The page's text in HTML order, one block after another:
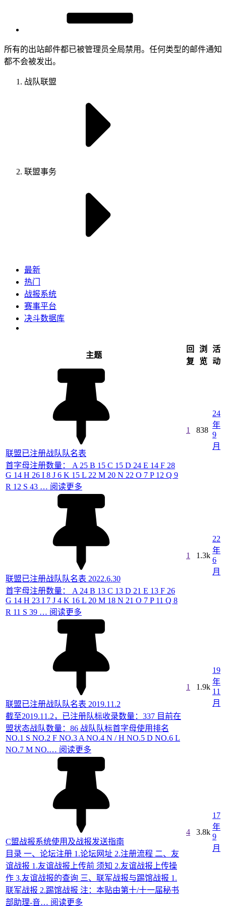
所有的出站邮件都已被管理员全局禁用。任何类型的邮件通知
都不会被发出。
战队联盟
联盟事务
最新
热门
战报系统
赛事平台
决斗数据库
主题
回
复
浏
览
活
动
联盟已注册战队队名表
首字母注册数量： A 25 B 15 C 15 D 24 E 14 F 28
G 14 H 26 I 8 J 6 K 15 L 22 M 20 N 22 O 7 P 12 Q 9
R 12 S 43 … 阅读更多
1 838
24
年
9
月
联盟已注册战队队名表 2022.6.30
首字母注册数量： A 24 B 13 C 13 D 21 E 13 F 26
G 14 H 23 I 7 J 4 K 16 L 20 M 18 N 21 O 7 P 11 Q 8
R 11 S 39 … 阅读更多
1 1.3k
22
年
6
月
联盟已注册战队队名表 2019.11.2
截至2019.11.2，已注册队标收录数量：337 目前在
盟状态战队数量：86 战队队标首字母使用排名
NO.1 S NO.2 F NO.3 A NO.4 N / H NO.5 D NO.6 L
NO.7 M NO.… 阅读更多
1 1.9k
19
年
11
月
C盟战报系统使用及战报发送指南
目录 一、论坛注册 1.论坛网址 2.注册流程 二、友
谊战报 1.友谊战报上传前 须知 2.友谊战报上传操
作 3.友谊战报的查询 三、联军战报与踢馆战报 1.
联军战报 2.踢馆战报 注：本贴由第十/十一届秘书
部助理-音… 阅读更多
4 3.8k
17
年
9
月